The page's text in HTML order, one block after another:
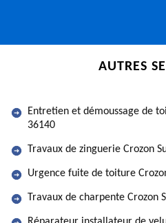
AUTRES
Entretien et démoussage de
36140
Travaux de zinguerie Crozon
Urgence fuite de toiture
Travaux de charpente Crozon